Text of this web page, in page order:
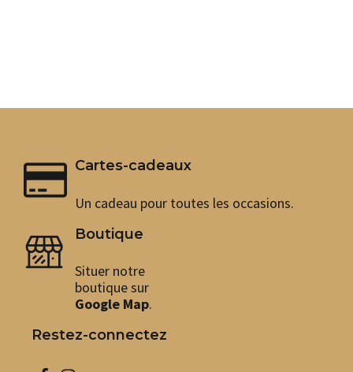
Cartes-cadeaux
Un cadeau pour toutes les occasions.
Boutique
Situer notre
boutique sur
Google Map.
Restez-connectez